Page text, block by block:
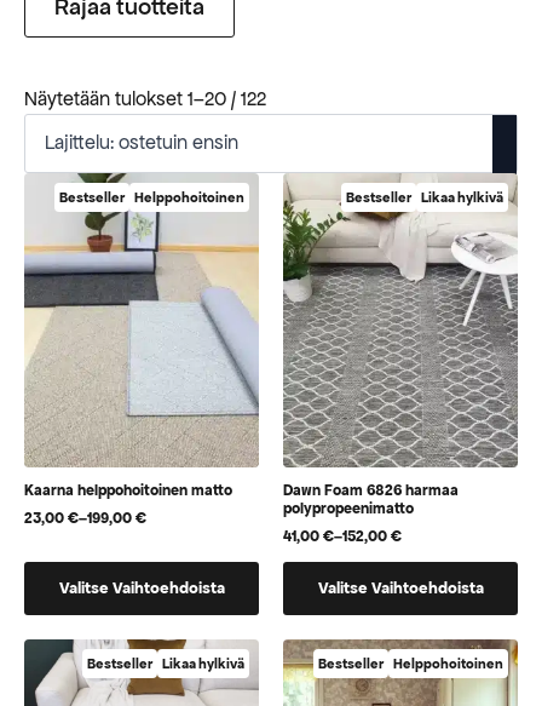
Rajaa tuotteita
Näytetään tulokset 1–20 / 122Suosituimmat
Bestseller Helppohoitoinen
Kaarna helppohoitoinen matto
23,00€–199,00€
Hintaluokka:
-
199,00 €Valitse Vaihtoehdoista
useampi
muunnelma.
Bestseller Likaa hylkivä
Dawn Foam 6826 harmaa
polypropeenimatto
41,00€–152,00€
Hintaluokka:
41,00 €
152,00 €
Valitse Vaihtoehdoista
useampi
muunnelma.
Bestseller Likaa hylkivä Bestseller Helppohoitoinen